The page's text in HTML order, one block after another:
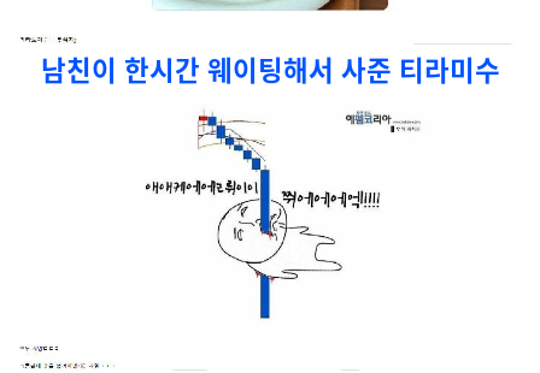
남친이 한시간 웨이팅해서 사준 티라미수